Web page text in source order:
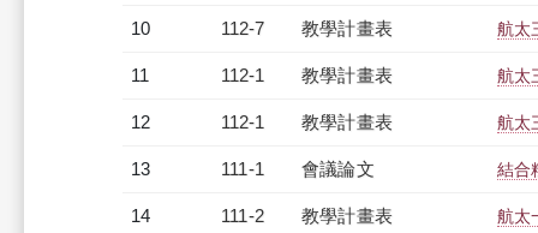
10 112-7 教學計畫表 航太
11 112-1 教學計畫表 航太
12 112-1 教學計畫表 航太
13 111-1 會議論文 結合
14 111-2 教學計畫表 航太